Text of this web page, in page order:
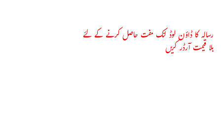
رسالہ کا ڈاؤن لوڈ لنک مفت حاصل کرنے کے لئے
بلا قیمت آرڈر کریں